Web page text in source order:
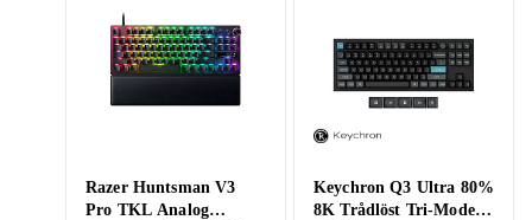
Razer Huntsman V3
Pro TKL Analog
Keychron Q3 Ultra 80%
8K Trådlöst Tri-Mode